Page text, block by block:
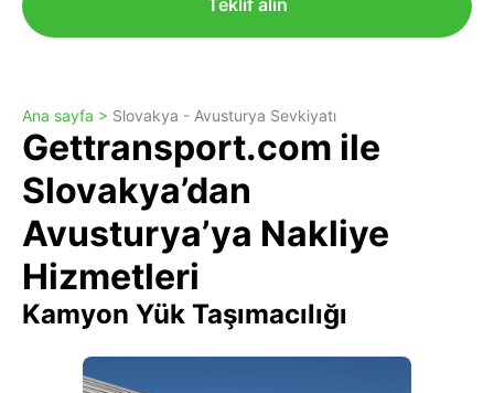
Teklif alın
Ana sayfa > Slovakya - Avusturya Sevkiyatı
Gettransport.com ile
Slovakya’dan
Avusturya’ya Nakliye
Hizmetleri
Kamyon Yük Taşımacılığı